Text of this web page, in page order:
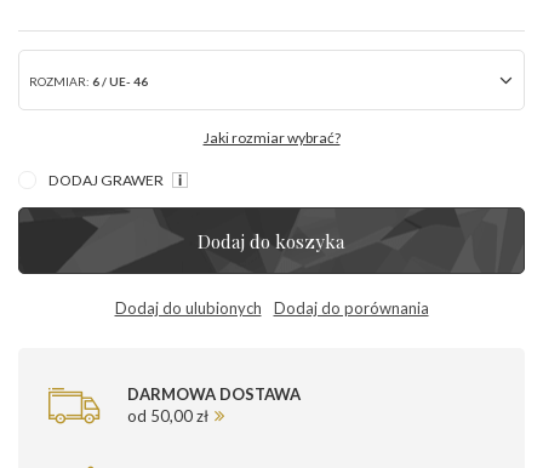
ROZMIAR: 6 / UE- 46
Jaki rozmiar wybrać?
DODAJ GRAWER
Dodaj do koszyka
Dodaj do ulubionych Dodaj do porównania
DARMOWA DOSTAWA
od 50,00 zł